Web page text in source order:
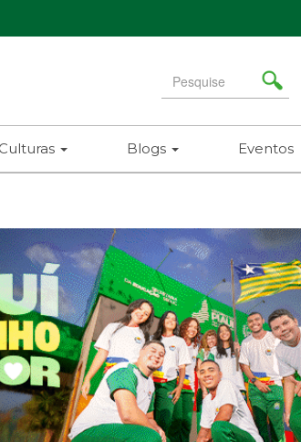
Search
for
Culturas Blogs Eventos